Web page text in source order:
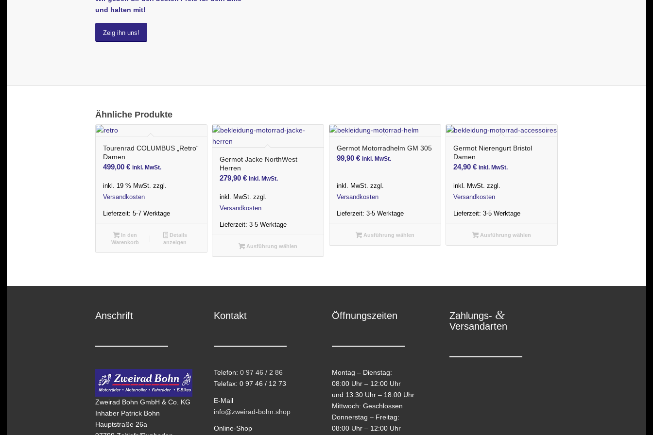
und halten mit!
Zeig ihn uns!
Ähnliche Produkte
Tourenrad COLUMBUS „Retro“
Damen
499,00 € inkl. MwSt.
inkl. 19 % MwSt. zzgl.
Versandkosten
Lieferzeit: 5-7 Werktage
In den
Warenkorb
Details
anzeigen
Germot Jacke NorthWest
Herren
279,90€ inkl. MwSt.
inkl. MwSt. zzgl.
Versandkosten
Lieferzeit:3-5 Werktage
Ausführung wählen
Germot Motorradhelm GM 305
99,90 € inkl. MwSt.
inkl. MwSt. zzgl.
Versandkosten
Lieferzeit: 3-5 Werktage
Ausführung wählen
Germot Nierengurt Bristol
Damen
24,90€ inkl. MwSt.
inkl. MwSt. zzgl.
Versandkosten
Lieferzeit:3-5 Werktage
Ausführung wählen
Anschrift
Zweirad Bohn GmbH & Co. KG
Inhaber Patrick Bohn
Hauptstraße 26a
Kontakt
Telefon: 0 97 46 / 2 86
Telefax: 0 97 46 / 12 73
E-Mail
info@zweirad-bohn.shop
Online-Shop
Öffnungszeiten
Montag – Dienstag:
08:00 Uhr – 12:00 Uhr
und 13:30 Uhr – 18:00 Uhr
Mittwoch: Geschlossen
Donnerstag – Freitag:
08:00 Uhr – 12:00 Uhr
Zahlungs- &
Versandarten